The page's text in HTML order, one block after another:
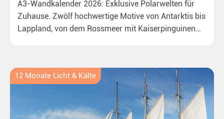
A3-Wandkalender 2026: Exklusive Polarwelten für
Zuhause. Zwölf hochwertige Motive von Antarktis bis
Lappland, von dem Rossmeer mit Kaiserpinguinen
12 Monate Licht & Kälte